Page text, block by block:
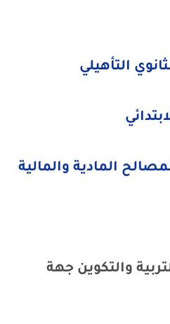
التأهيلي
المادية والمالية
والتكوين جهة